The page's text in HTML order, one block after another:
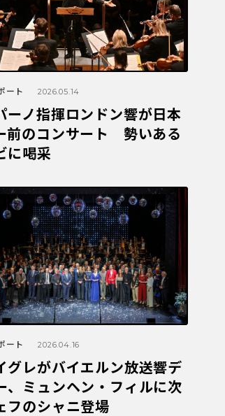
ート 2026.05.14
ーノ指揮ロンドン響が日本
前のコンサート 勢いある
に喝采
ート 2026.04.16
グレがバイエルン放送響デ
、ミュンヘン・フィルに次
フのシャニ登場